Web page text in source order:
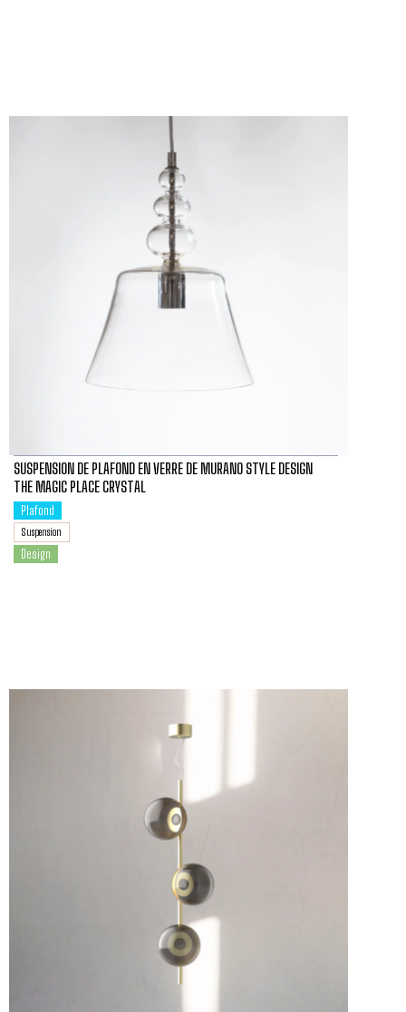
SUSPENSION DE PLAFOND EN VERRE DE MURANO STYLE DESIGN
THE MAGIC PLACE CRYSTAL
Plafond
Suspension
Design